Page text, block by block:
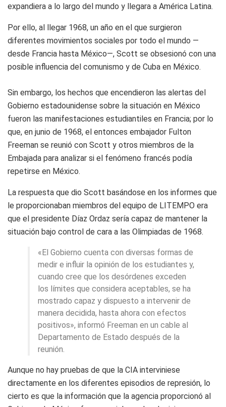
expandiera a lo largo del mundo y llegara a América Latina.
Por ello, al llegar 1968, un año en el que surgieron
diferentes movimientos sociales por todo el mundo —
desde Francia hasta México—, Scott se obsesionó con una
posible influencia del comunismo y de Cuba en México.
Sin embargo, los hechos que encendieron las alertas del
Gobierno estadounidense sobre la situación en México
fueron las manifestaciones estudiantiles en Francia; por lo
que, en junio de 1968, el entonces embajador Fulton
Freeman se reunió con Scott y otros miembros de la
Embajada para analizar si el fenómeno francés podía
repetirse en México.
La respuesta que dio Scott basándose en los informes que
le proporcionaban miembros del equipo de LITEMPO era
que el presidente Díaz Ordaz sería capaz de mantener la
situación bajo control de cara a las Olimpiadas de 1968.
«El Gobierno cuenta con diversas formas de
medir e influir la opinión de los estudiantes y,
cuando cree que los desórdenes exceden
los límites que considera aceptables, se ha
mostrado capaz y dispuesto a intervenir de
manera decidida, hasta ahora con efectos
positivos», informó Freeman en un cable al
Departamento de Estado después de la
reunión.
Aunque no hay pruebas de que la CIA interviniese
directamente en los diferentes episodios de represión, lo
cierto es que la información que la agencia proporcionó al